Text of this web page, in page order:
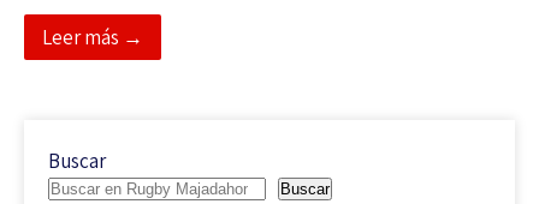
Leer más →
Buscar
Buscar